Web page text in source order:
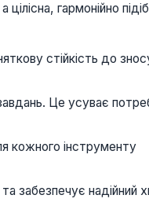
гармонійно
стійкість до
Це усуває
кожного інструменту
забезпечує надійний